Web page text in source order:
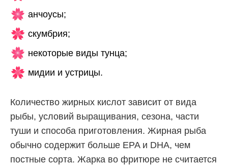
анчоусы;
скумбрия;
некоторые виды тунца;
мидии и устрицы.
Количество жирных кислот зависит от вида
рыбы, условий выращивания, сезона, части
туши и способа приготовления. Жирная рыба
обычно содержит больше EPA и DHA, чем
постные сорта. Жарка во фритюре не считается